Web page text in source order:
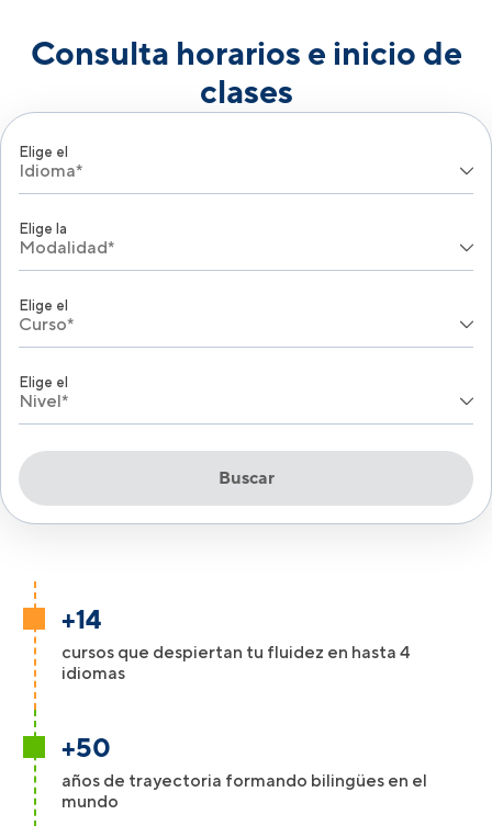
Consulta horarios e inicio de
clases
Elige el
Idioma*
Elige la
Modalidad*
Elige el
Curso*
Elige el
Nivel*
Buscar
+14
cursos que despiertan tu fluidez en hasta 4
idiomas
+50
años de trayectoria formando bilingües en el
mundo